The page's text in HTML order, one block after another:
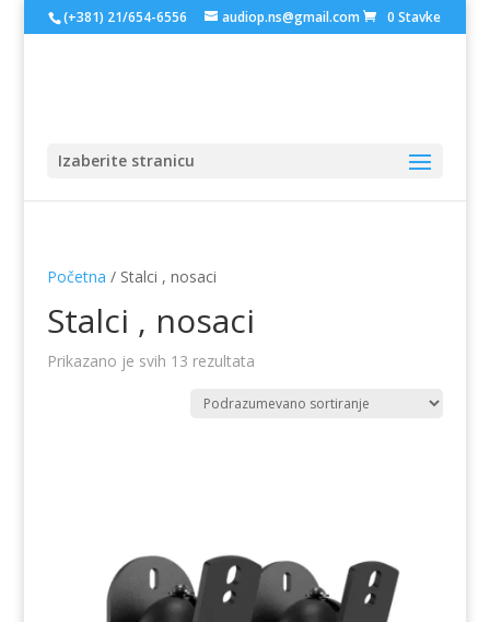
(+381) 21/654-6556 audiop.ns@gmail.com 0 Stavke
Izaberite stranicu
Početna / Stalci , nosaci
Stalci , nosaci
Prikazano je svih 13 rezultata